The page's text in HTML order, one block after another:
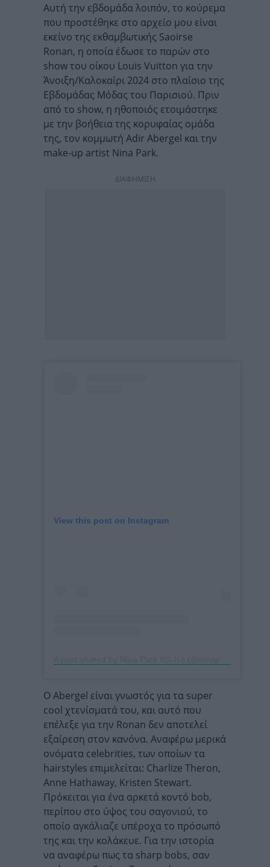
Αυτή την εβδομάδα λοιπόν, το κούρεμα
που προστέθηκε στο αρχείο μου είναι
εκείνο της εκθαμβωτικής Saoirse
Ronan, η οποία έδωσε το παρών στο
show του οίκου Louis Vuitton για την
Άνοιξη/Καλοκαίρι 2024 στο πλαίσιο της
Εβδομάδας Μόδας του Παρισιού. Πριν
από το show, η ηθοποιός ετοιμάστηκε
με την βοήθεια της κορυφαίας ομάδα
της, τον κομμωτή Adir Abergel και την
make-up artist Nina Park.
ΔΙΑΦΗΜΙΣΗ
View this post on Instagram
Ο Abergel είναι γνωστός για τα super
cool χτενίσματά του, και αυτό που
επέλεξε για την Ronan δεν αποτελεί
εξαίρεση στον κανόνα. Αναφέρω μερικά
ονόματα celebrities, των οποίων τα
hairstyles επιμελείται: Charlize Theron,
Anne Hathaway, Kristen Stewart.
Πρόκειται για ένα αρκετά κοντό bob,
περίπου στο ύψος του σαγονιού, το
οποίο αγκάλιαζε υπέροχα το πρόσωπό
της και την κολάκευε. Για την ιστορία
να αναφέρω πως τα sharp bobs, σαν